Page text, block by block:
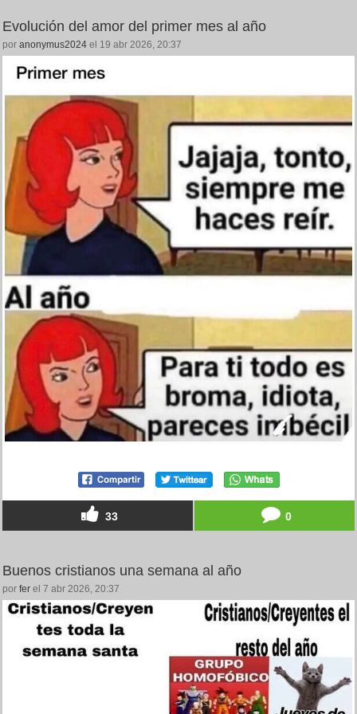
Evolución del amor del primer mes al año
por anonymus2024 el 19 abr 2026, 20:37
33 0
Buenos cristianos una semana al año
por fer el 7 abr 2026, 20:37